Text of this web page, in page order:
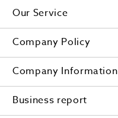
Our Service
Company Policy
Company Information
Business report